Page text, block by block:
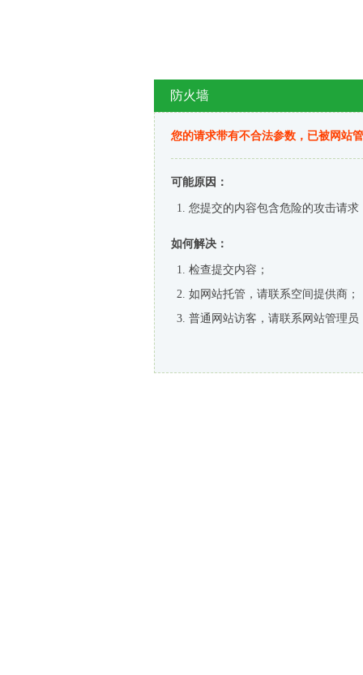
防火墙
您的请求带有不合法参数，已被网站
可能原因：
您提交的内容包含危险的攻击请求
如何解决：
检查提交内容；
如网站托管，请联系空间提供商；
普通网站访客，请联系网站管理员